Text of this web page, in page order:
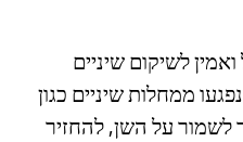
לשיקום שיניים
ממחלות שיניים כגון
על השן, להחזיר